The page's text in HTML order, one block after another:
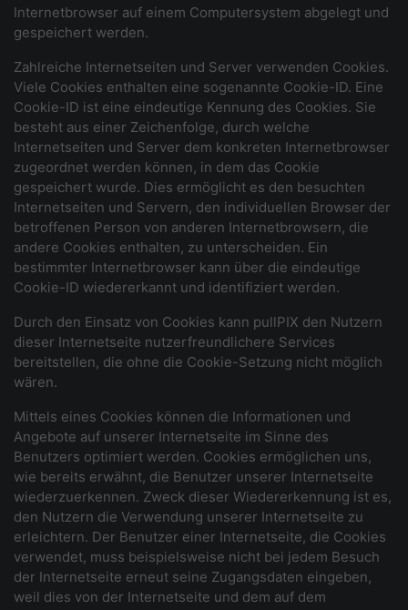
Internetbrowser auf einem Computersystem abgelegt und
gespeichert werden.
Zahlreiche Internetseiten und Server verwenden Cookies.
Viele Cookies enthalten eine sogenannte Cookie-ID. Eine
Cookie-ID ist eine eindeutige Kennung des Cookies. Sie
besteht aus einer Zeichenfolge, durch welche
Internetseiten und Server dem konkreten Internetbrowser
zugeordnet werden können, in dem das Cookie
gespeichert wurde. Dies ermöglicht es den besuchten
Internetseiten und Servern, den individuellen Browser der
betroffenen Person von anderen Internetbrowsern, die
andere Cookies enthalten, zu unterscheiden. Ein
bestimmter Internetbrowser kann über die eindeutige
Cookie-ID wiedererkannt und identifiziert werden.
Durch den Einsatz von Cookies kann pullPIX den Nutzern
dieser Internetseite nutzerfreundlichere Services
bereitstellen, die ohne die Cookie-Setzung nicht möglich
wären.
Mittels eines Cookies können die Informationen und
Angebote auf unserer Internetseite im Sinne des
Benutzers optimiert werden. Cookies ermöglichen uns,
wie bereits erwähnt, die Benutzer unserer Internetseite
wiederzuerkennen. Zweck dieser Wiedererkennung ist es,
den Nutzern die Verwendung unserer Internetseite zu
erleichtern. Der Benutzer einer Internetseite, die Cookies
verwendet, muss beispielsweise nicht bei jedem Besuch
der Internetseite erneut seine Zugangsdaten eingeben,
weil dies von der Internetseite und dem auf dem